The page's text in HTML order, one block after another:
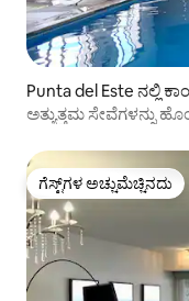
Punta del Este ನಲ್ಲಿ
ಅತ್ಯುತ್ತಮ ಸೇವೆಗಳನ್ನು
ಗೆಸ್ಟ್‌ಗಳ ಅಚ್ಚುಮೆಚ್ಚಿನದು
ಗೆಸ್ಟ್‌ಗಳ ಅಚ್ಚುಮೆಚ್ಚಿನದು